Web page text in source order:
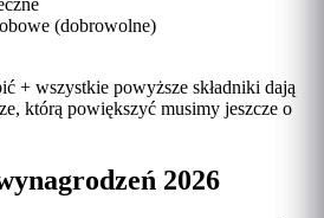
(dobrowolne)
+ wszystkie powyższe składniki dają
którą powiększyć musimy jeszcze o
2026